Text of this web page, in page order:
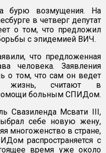
бурю возмущения. На
в четверг депутат
о том, что предложил
с эпидемией ВИЧ.
что предложенная
человека. Заявления
о том, что сам он ведет
жизнь, считают в
помощи больным СПИДом.
Свазиленда Мсвати III,
себе новую жену,
многоженство в стране,
распространяется с
время уже около